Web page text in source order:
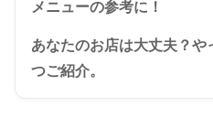
メニューの参考に！
あなたのお店は大丈夫？や
つご紹介。